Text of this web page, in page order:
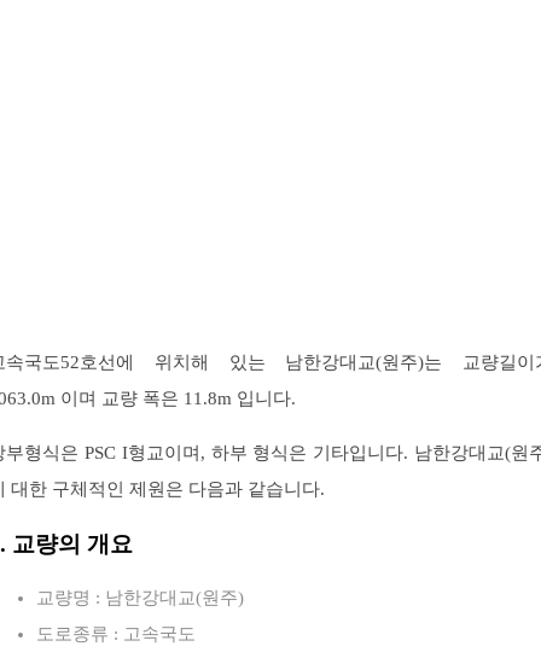
속국도52호선에 위치해 있는 남한강대교(원주)는 교량길이
이며 교량 폭은 11.8m 입니다.
부형식은 PSC I형교이며, 하부 형식은 기타입니다. 남한강대교(원
대한 구체적인 제원은 다음과 같습니다.
교량의 개요
교량명 : 남한강대교(원주)
도로종류 : 고속국도